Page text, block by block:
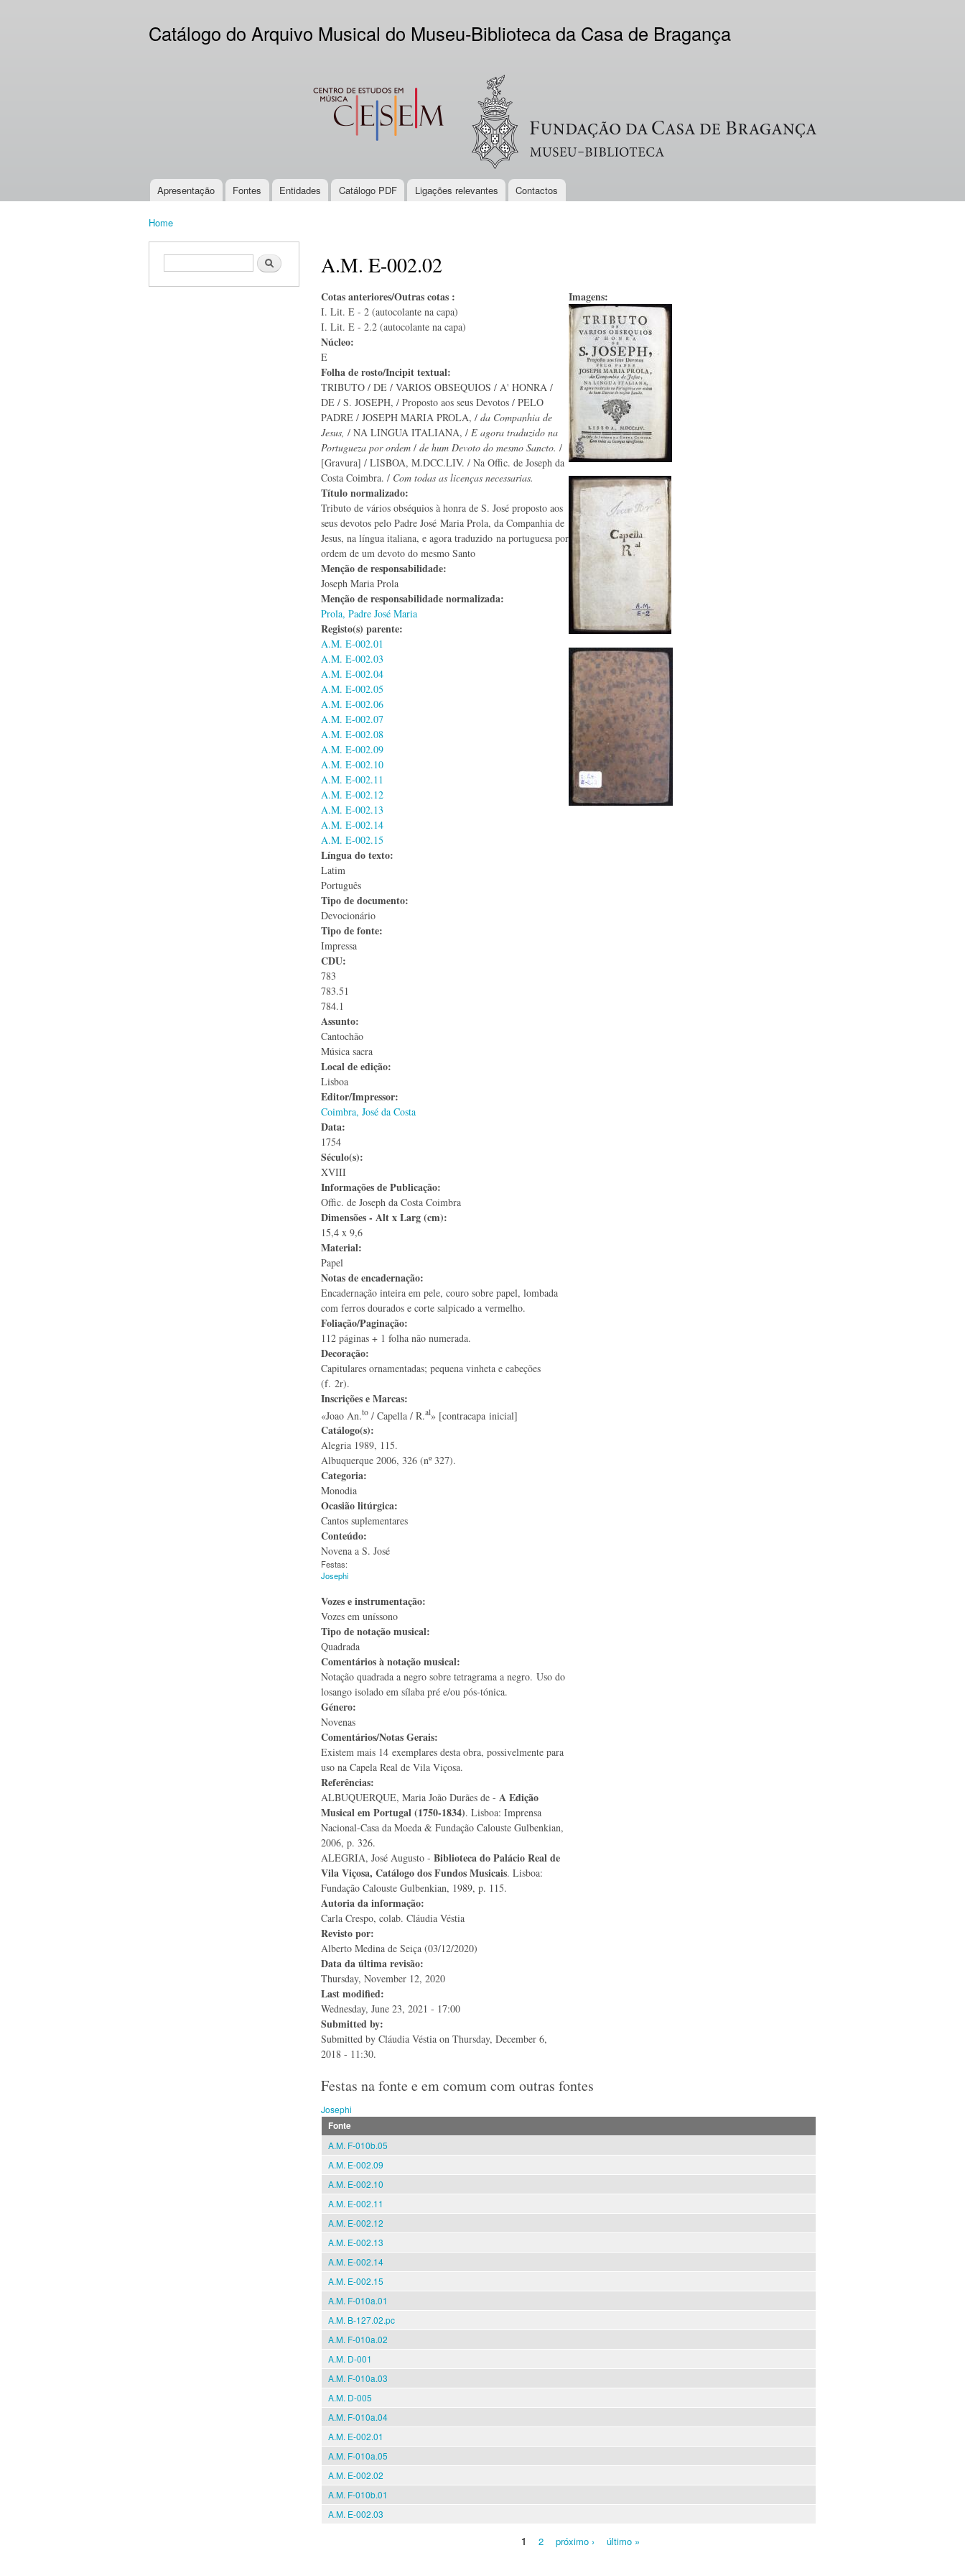
content
Catálogo do Arquivo Musical do Museu-Biblioteca da Casa de Bragança
CESEM Logo VV
Main menu
Apresentação Fontes Entidades Catálogo PDF Ligações relevantes Contactos
Home
Search form Search A.M. E-002.02
Cotas anteriores/Outras cotas :
I. Lit. E - 2 (autocolante na capa)
I. Lit. E - 2.2 (autocolante na capa)
Núcleo:
E
Folha de rosto/Incipit textual:
TRIBUTO / DE / VARIOS OBSEQUIOS / A' HONRA /
DE / S. JOSEPH, / Proposto aos seus Devotos / PELO
PADRE / JOSEPH MARIA PROLA, / da Companhia de
Jesus, / NA LINGUA ITALIANA, / E agora traduzido na
Portugueza por ordem / de hum Devoto do mesmo Sancto. /
[Gravura] / LISBOA, M.DCC.LIV. / Na Offic. de Joseph da
Costa Coimbra. / Com todas as licenças necessarias.
Título normalizado:
Tributo de vários obséquios à honra de S. José proposto aos
seus devotos pelo Padre José Maria Prola, da Companhia de
Jesus, na língua italiana, e agora traduzido na portuguesa por
ordem de um devoto do mesmo Santo
Menção de responsabilidade:
Joseph Maria Prola
Menção de responsabilidade normalizada:
Prola, Padre José Maria
Registo(s) parente:
A.M. E-002.01
A.M. E-002.03
A.M. E-002.04
A.M. E-002.05
A.M. E-002.06
A.M. E-002.07
A.M. E-002.08
A.M. E-002.09
A.M. E-002.10
A.M. E-002.11
A.M. E-002.12
A.M. E-002.13
A.M. E-002.14
A.M. E-002.15
Língua do texto:
Latim
Português
Tipo de documento:
Devocionário
Tipo de fonte:
Impressa
CDU:
783
783.51
784.1
Assunto:
Cantochão
Música sacra
Local de edição:
Lisboa
Editor/Impressor:
Coimbra, José da Costa
Data:
1754
Século(s):
XVIII
Informações de Publicação:
Offic. de Joseph da Costa Coimbra
Dimensões - Alt x Larg (cm):
15,4 x 9,6
Material:
Papel
Notas de encadernação:
Encadernação inteira em pele, couro sobre papel, lombada
com ferros dourados e corte salpicado a vermelho.
Foliação/Paginação:
112 páginas + 1 folha não numerada.
Decoração:
Capitulares ornamentadas; pequena vinheta e cabeções
(f. 2r).
Inscrições e Marcas:
«Joao An.to / Capella / R.al» [contracapa inicial]
Catálogo(s):
Alegria 1989, 115.
Albuquerque 2006, 326 (nº 327).
Categoria:
Monodia
Ocasião litúrgica:
Cantos suplementares
Conteúdo:
Novena a S. José
Festas:
Josephi
Vozes e instrumentação:
Vozes em uníssono
Tipo de notação musical:
Quadrada
Comentários à notação musical:
Notação quadrada a negro sobre tetragrama a negro. Uso do
losango isolado em sílaba pré e/ou pós-tónica.
Género:
Novenas
Comentários/Notas Gerais:
Existem mais 14 exemplares desta obra, possivelmente para
uso na Capela Real de Vila Viçosa.
Referências:
ALBUQUERQUE, Maria João Durães de - A Edição
Musical em Portugal (1750-1834). Lisboa: Imprensa
Nacional-Casa da Moeda & Fundação Calouste Gulbenkian,
2006, p. 326.
ALEGRIA, José Augusto - Biblioteca do Palácio Real de
Vila Viçosa, Catálogo dos Fundos Musicais. Lisboa:
Fundação Calouste Gulbenkian, 1989, p. 115.
Autoria da informação:
Carla Crespo, colab. Cláudia Véstia
Revisto por:
Alberto Medina de Seiça (03/12/2020)
Data da última revisão:
Thursday, November 12, 2020
Last modified:
Wednesday, June 23, 2021 - 17:00
Submitted by:
Submitted by Cláudia Véstia on Thursday, December 6,
2018 - 11:30.
Imagens:
Festas na fonte e em comum com outras fontes
Josephi
Fonte
A.M. F-010b.05
A.M. E-002.09
A.M. E-002.10
A.M. E-002.11
A.M. E-002.12
A.M. E-002.13
A.M. E-002.14
A.M. E-002.15
A.M. F-010a.01
A.M. B-127.02.pc
A.M. F-010a.02
A.M. D-001
A.M. F-010a.03
A.M. D-005
A.M. F-010a.04
A.M. E-002.01
A.M. F-010a.05
A.M. E-002.02
A.M. F-010b.01
A.M. E-002.03
1 2 próximo › último »